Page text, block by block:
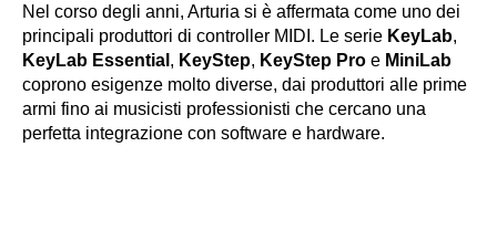
Nel corso degli anni, Arturia si è affermata come uno dei
principali produttori di controller MIDI. Le serie KeyLab,
KeyLab Essential , KeyStep, KeyStep Pro e MiniLab
coprono esigenze molto diverse, dai produttori alle prime
armi fino ai musicisti professionisti che cercano una
perfetta integrazione con software e hardware.